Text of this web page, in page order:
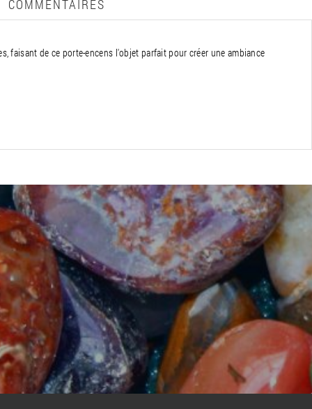
COMMENTAIRES
faisant de ce porte-encens l'objet parfait pour créer une ambiance